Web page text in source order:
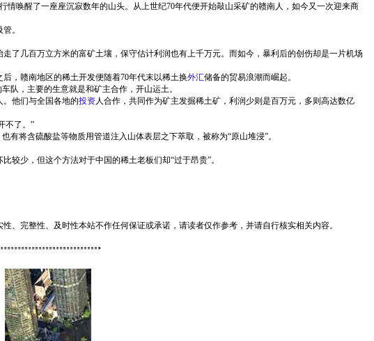
唤醒了一座座沉寂数年的山头。从上世纪70年代便开始敲山采矿的赣南人，如今又一次迎来商
。
了几百万立方米的富矿土壤，保守估计利润也有上千万元。而如今，暴利后的创伤却是一片机场
，赣南地区的稀土开发便随着70年代末以稀土换外汇储备的贸易浪潮而崛起。
队，主要的生意就是和矿主合作，开山运土。
。他们与全国各地的投资人合作，共同作为矿主发掘稀土矿，利润少则是百万元，多则高达数亿
不了。”
将含硫酸盐等物质用管道注入山体表层之下萃取，被称为“原山堆浸”。
较少，但这个方法对于中国的稀土老板们却“过于昂贵”。
完整性、及时性本站不作任何保证或承诺，请读者仅作参考，并请自行核实相关内容。